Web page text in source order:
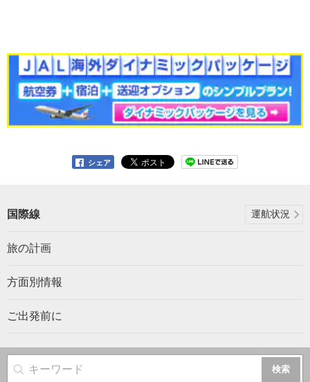
シェア
国際線 運航状況
旅の計画
方面別情報
ご出発前に
サイト内検索